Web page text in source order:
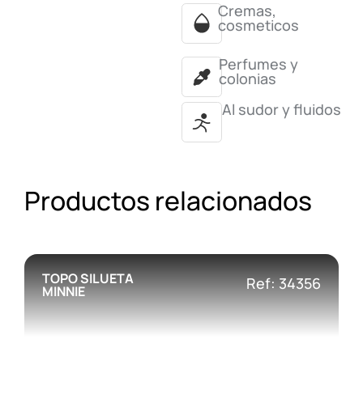
Cremas,
cosmeticos
Perfumes y
colonias
Al sudor y fluidos
Productos relacionados
TOPO SILUETA
MINNIE Ref: 34356